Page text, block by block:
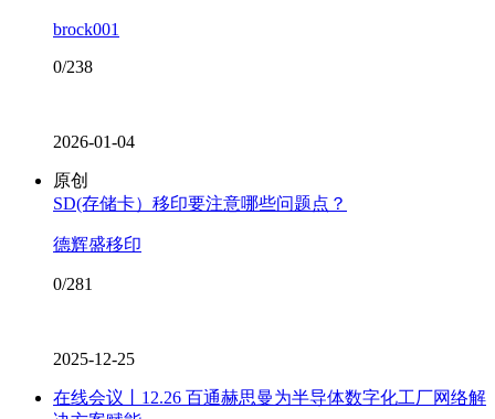
brock001
0/238
2026-01-04
原创
SD(存储卡）移印要注意哪些问题点？
德辉盛移印
0/281
2025-12-25
在线会议丨12.26 百通赫思曼为半导体数字化工厂网络解